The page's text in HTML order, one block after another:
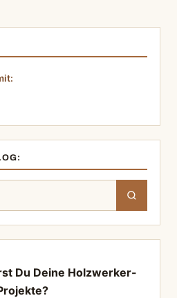
Du Deine Holzwerker-